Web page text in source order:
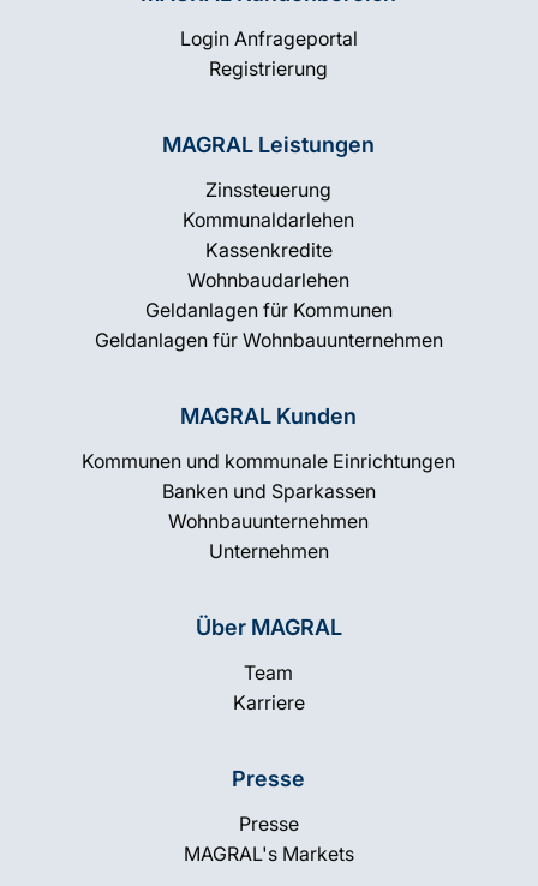
Login Anfrageportal
Registrierung
MAGRAL Leistungen
Zinssteuerung
Kommunaldarlehen
Kassenkredite
Wohnbaudarlehen
Geldanlagen für Kommunen
Geldanlagen für Wohnbauunternehmen
MAGRAL Kunden
Kommunen und kommunale Einrichtungen
Banken und Sparkassen
Wohnbauunternehmen
Unternehmen
Über MAGRAL
Team
Karriere
Presse
Presse
MAGRAL's Markets